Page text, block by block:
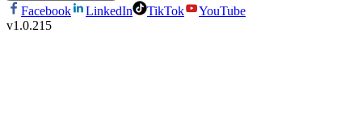
Facebook LinkedIn TikTok
YouTube
v1.0.215